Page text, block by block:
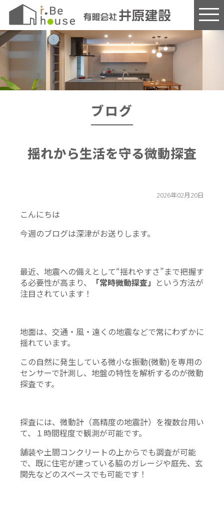
このページの本文へ
ブログ
揺れから生活を守る微動探査
2026年02月20日
こんにちは
今週のブログは深津がお送りします。
最近、地震への備えとして“揺れやすさ”まで把握す
る必要性が高まり、
「常時微動探査」 という方法が
注目されています！
地面は、交通・風・遠くの地震などで常にわずかに
揺れています。
この自然に発生している微小な振動(微動)を専用の
センサーで計測し、地盤の特性を解析するのが微動
探査です。
探査には、微動計（高精度の地震計）を複数台用い
て、１時間程度で観測が可能です。
舗装や土間コンクリートの上からでも調査が可能
で、既に住宅が建っている脇のガレージや庭先、玄
関先などのスペースでも可能です！